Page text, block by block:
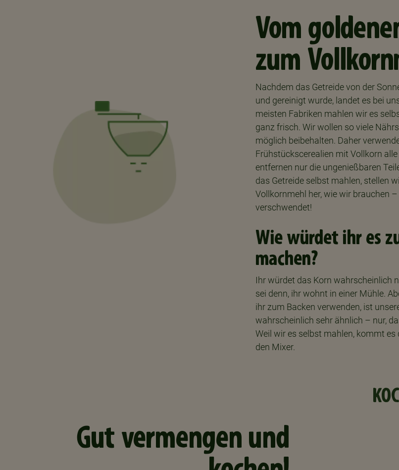
Vom
zum
Nachdem das Getreide von der
und gereinigt wurde, landet es bei
meisten Fabriken mahlen wir es
ganz frisch. Wir wollen so viele
möglich beibehalten. Daher
Frühstückscerealien mit Vollkorn
entfernen nur die ungenießbaren
das Getreide selbst mahlen, stellen
Vollkornmehl her, wie wir brauchen
verschwendet!
Wie würdet ihr es
machen?
Ihr würdet das Korn wahrscheinlich
sei denn, ihr wohnt in einer Mühle.
ihr zum Backen verwenden, ist
wahrscheinlich sehr ähnlich – nur,
Weil wir es selbst mahlen, kommt es
den Mixer.
Gut vermengen und